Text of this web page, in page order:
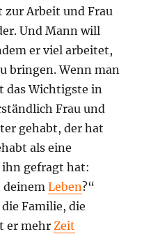
zur Arbeit und Frau
Und Mann will
er viel arbeitet,
bringen. Wenn man
das Wichtigste in
Frau und
gehabt, der hat
als eine
ihn gefragt hat:
deinemLeben?“
Familie, die
er mehrZeit